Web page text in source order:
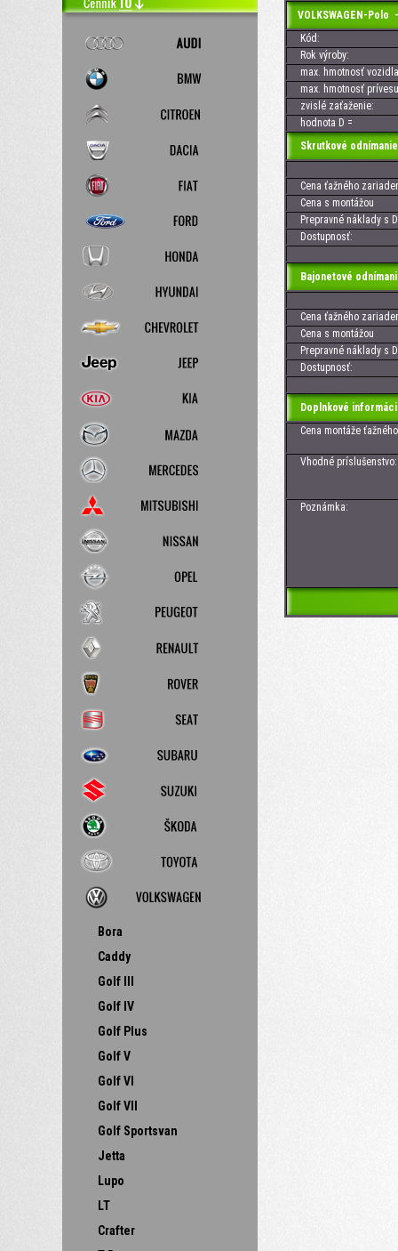
Bora
Caddy
Golf III
Golf IV
Golf Plus
Golf V
Golf VI
Golf VII
Golf Sportsvan
Jetta
Lupo
LT
Crafter
VOLKSWAGEN-Polo
Kód:
Rok výroby:
max. hmotnosť
max. hmotnosť
zvislé zaťaženie:
hodnota D =
Skrutkové
Cena ťažného
Cena s montážou
Prepravné náklady s
Dostupnosť:
Bajonetové
Cena ťažného
Cena s montážou
Prepravné náklady s
Dostupnosť:
Doplnkové
Cena montáže
Vhodné
Poznámka: